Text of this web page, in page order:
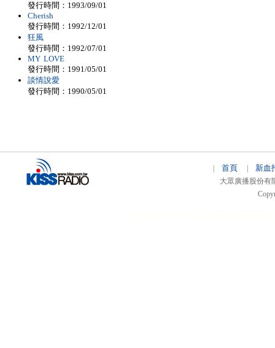
發行時間：1993/09/01
Cherish
發行時間：1992/12/01
狂風
發行時間：1992/07/01
MY LOVE
發行時間：1991/05/01
談情說愛
發行時間：1990/05/01
| 首頁| 新血
大眾廣播股份有